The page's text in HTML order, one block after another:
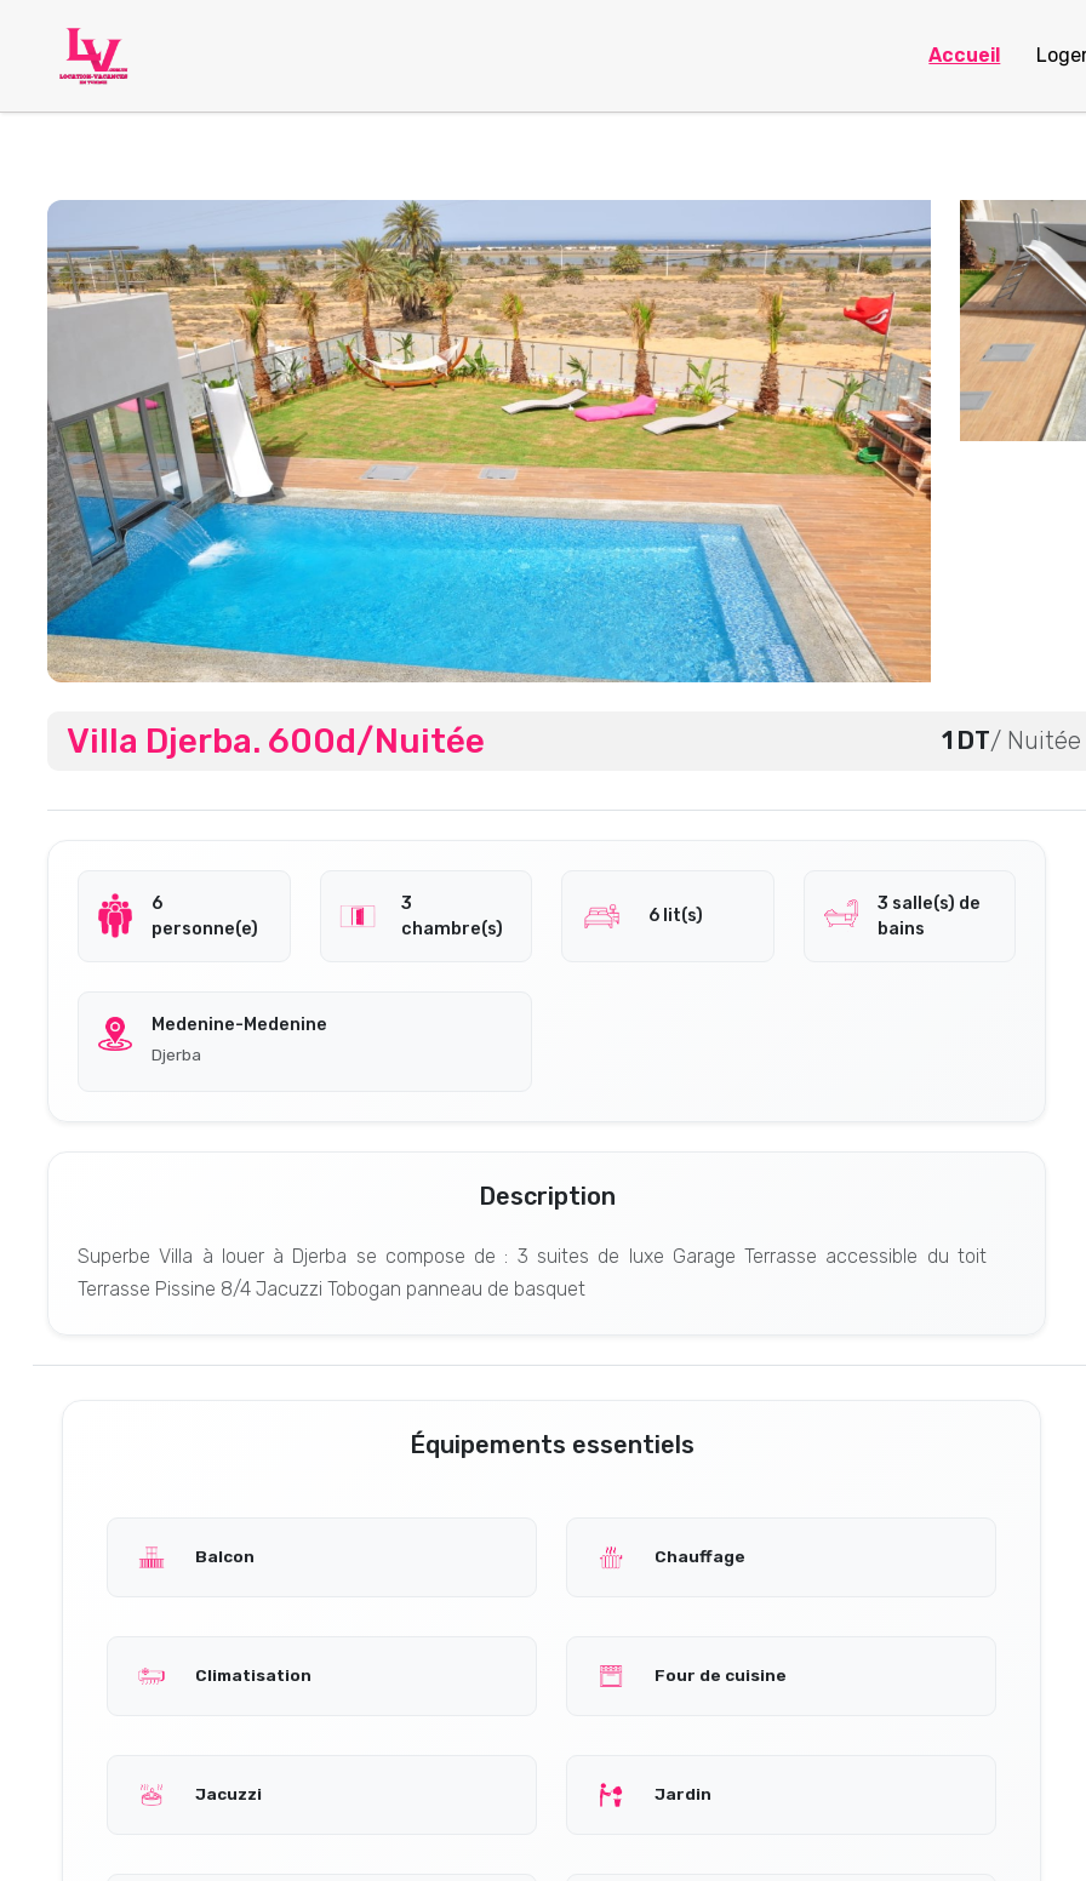
Accueil
Villa Djerba. 600d/nuitée 1 DT/ Nuitée
6
personne(e)
3
chambre(s)
6 lit(s)
3 salle(s) de
bains
Medenine-Medenine
Djerba
Description
Superbe Villa à louer à Djerba se compose de : 3 suites de luxe Garage Terrasse accessible du toit
Terrasse Pissine 8/4 Jacuzzi Tobogan panneau de basquet
Équipements essentiels
Balcon Chauffage
Climatisation Four de cuisine
Jacuzzi Jardin